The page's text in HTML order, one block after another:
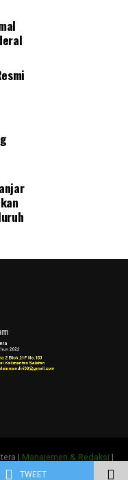
TWEET
| Manajemen & Redaksi |
| Pedoman Media Siber